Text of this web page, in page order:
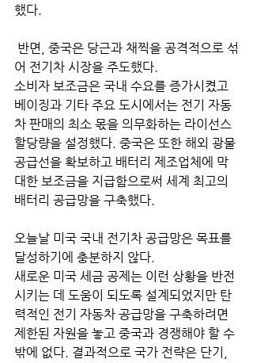
했다.
어 전기차 시장을 주도했다.
소비자 보조금은 국내 수요를 증가시켰고
베이징과 기타 주요 도시에서는 전기 자동
차 판매의 최소 몫을 의무화하는 라이선스
할당량을 설정했다. 중국은 또한 해외 광물
공급선을 확보하고 배터리 제조업체에 막
대한 보조금을 지급함으로써 세계 최고의
배터리 공급망을 구축했다.
오늘날 미국 국내 전기차 공급망은 목표를
달성하기에 충분하지 않다.
새로운 미국 세금 공제는 이런 상황을 반전
시키는 데 도움이 되도록 설계되었지만 탄
력적인 전기 자동차 공급망을 구축하려면
제한된 자원을 놓고 중국과 경쟁해야 할 수
밖에 없다. 결과적으로 국가 전략은 단기,